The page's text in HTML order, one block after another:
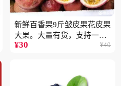
新鲜百香果9斤皱皮果花皮果
大果。大量有货，支持一件
代
¥30 ¥40